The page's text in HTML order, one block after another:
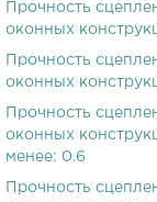
Прочность
оконных
Прочность
оконных
Прочность
оконных
менее: 0.6
Прочность